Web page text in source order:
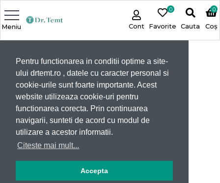
Pentru functionarea in conditii optime a site-
ului drtemt.ro , datele cu caracter personal si
cookie-urile sunt foarte importante. Acest
website utilizeaza cookie-uri pentru
functionarea corecta. Prin continuarea
navigarii, sunteti de acord cu modul de
utilizare a acestor informatii.
Citeste mai mult...
Accepta
Meniu Cont Favorite
0
Cauta Coș
0